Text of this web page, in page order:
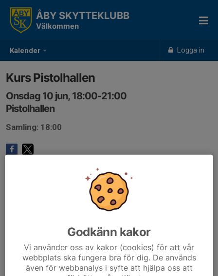
Kalender Logga in
ÅBY SKYTTEKLUBB
Välkommen
Kurs Pistolhallen
Onsdag 10 jun, 18:00-21:00
Pistolhallen
Samling: 18:00
Godkänn kakor
Vi använder oss av kakor (cookies) för att vår
webbplats ska fungera bra för dig. De används
även för webbanalys i syfte att hjälpa oss att